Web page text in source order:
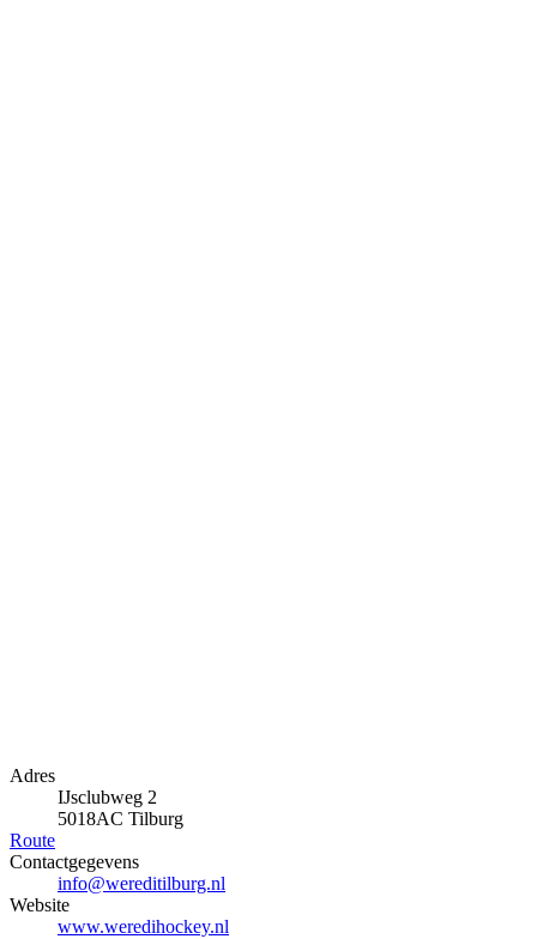
Adres
IJsclubweg 2
5018AC Tilburg
Route
Contactgegevens
info@wereditilburg.nl
Website
www.weredihockey.nl